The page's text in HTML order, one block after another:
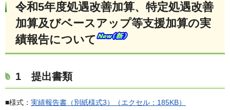
令和5年度処遇改善加算、特定処遇改善
加算及びベースアップ等支援加算の実
績報告について
1 提出書類
■様式： 実績報告書（別紙様式3）（エクセル：185KB）